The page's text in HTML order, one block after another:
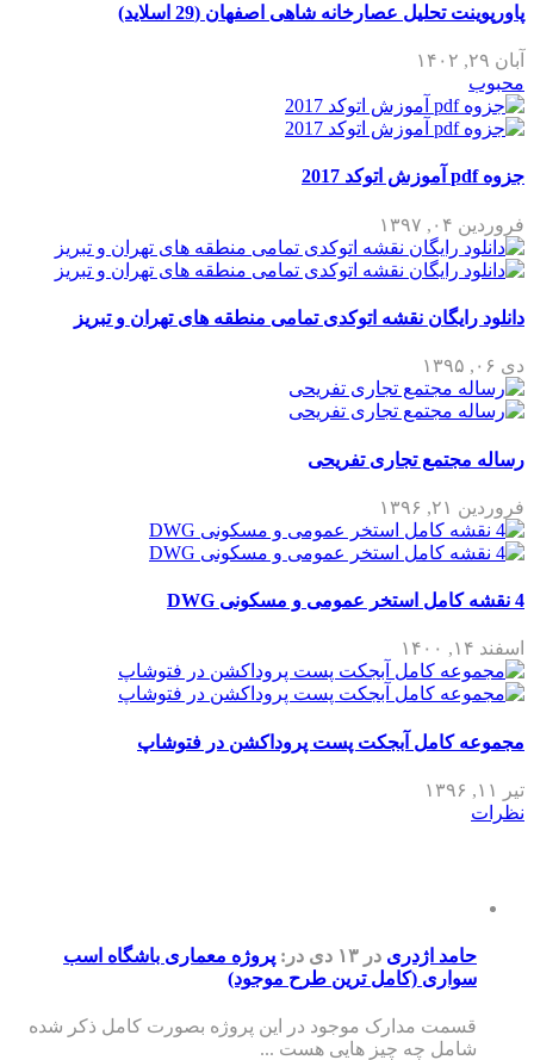
پاورپوینت تحلیل عصارخانه شاهی اصفهان (29 اسلاید)
آبان ۲۹, ۱۴۰۲
محبوب
جزوه pdf آموزش اتوکد 2017
فروردین ۰۴, ۱۳۹۷
دانلود رایگان نقشه اتوکدی تمامی منطقه های تهران و تبریز
دی ۰۶, ۱۳۹۵
رساله مجتمع تجاری تفریحی
فروردین ۲۱, ۱۳۹۶
4 نقشه کامل استخر عمومی و مسکونی DWG
اسفند ۱۴, ۱۴۰۰
مجموعه کامل آبجکت پست پروداکشن در فتوشاپ
تیر ۱۱, ۱۳۹۶
نظرات
حامد اژدری در ۱۳ دی در: پروژه معماری باشگاه اسب
سواری (کامل ترین طرح موجود)
قسمت مدارک موجود در این پروژه بصورت کامل ذکر شده
شامل چه چیز هایی هست ...